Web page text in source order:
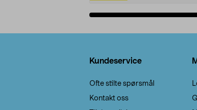
Kundeservice
Ofte stilte spørsmål
Kontakt oss